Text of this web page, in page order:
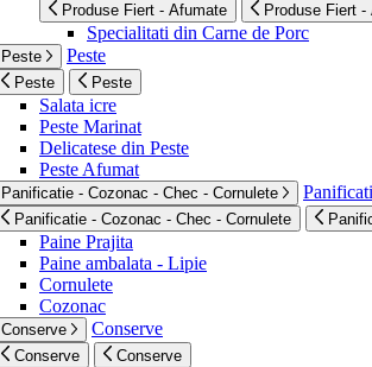
Produse Fiert - Afumate Produse Fiert -
Specialitati din Carne de Porc
Peste Peste
Peste Peste
Salata icre
Peste Marinat
Delicatese din Peste
Peste Afumat
Panificatie - Cozonac - Chec - Cornulete
Panificatie - Cozonac - Chec - Cornulete
Paine Prajita
Paine ambalata - Lipie
Cornulete
Cozonac
Conserve Conserve
Conserve Conserve